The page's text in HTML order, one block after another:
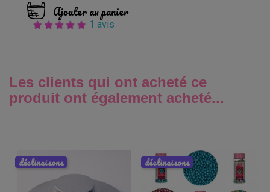
Ajouter au panier
1 avis
Les clients qui ont acheté ce
produit ont également acheté...
déclinaisons déclinaisons